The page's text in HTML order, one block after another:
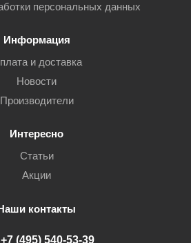
персональных данных
Информация
и доставка
Новости
Производители
Интересно
Статьи
Акции
контакты
+7 (495) 540-53-39